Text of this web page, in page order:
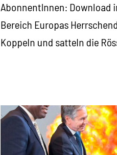
AbonnentInnen: Download
Bereich Europas
Koppeln und satteln die